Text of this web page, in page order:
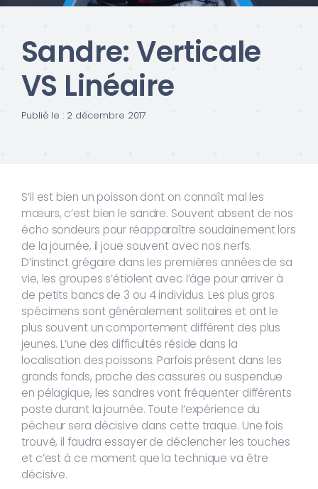
Sandre: Verticale
VS Linéaire
Publié le : 2 décembre 2017
S’il est bien un poisson dont on connaît mal les
mœurs, c’est bien le sandre. Souvent absent de nos
écho sondeurs pour réapparaître soudainement lors
de la journée, il joue souvent avec nos nerfs.
D’instinct grégaire dans les premières années de sa
vie, les groupes s’étiolent avec l’âge pour arriver à
de petits bancs de 3 ou 4 individus. Les plus gros
spécimens sont généralement solitaires et ont le
plus souvent un comportement différent des plus
jeunes. L’une des difficultés réside dans la
localisation des poissons. Parfois présent dans les
grands fonds, proche des cassures ou suspendue
en pélagique, les sandres vont fréquenter différents
poste durant la journée. Toute l’expérience du
pêcheur sera décisive dans cette traque. Une fois
trouvé, il faudra essayer de déclencher les touches
et c’est à ce moment que la technique va être
décisive.